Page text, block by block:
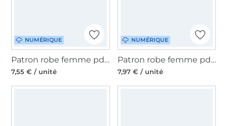
NUMÉRIQUE
Patron robe femme pdf Mika Schnitte4friends, en allemand
7,55 € / unité
NUMÉRIQUE
Patron robe femme pdf Camela Lillesol & Pelle, en allemand
7,97 € / unité